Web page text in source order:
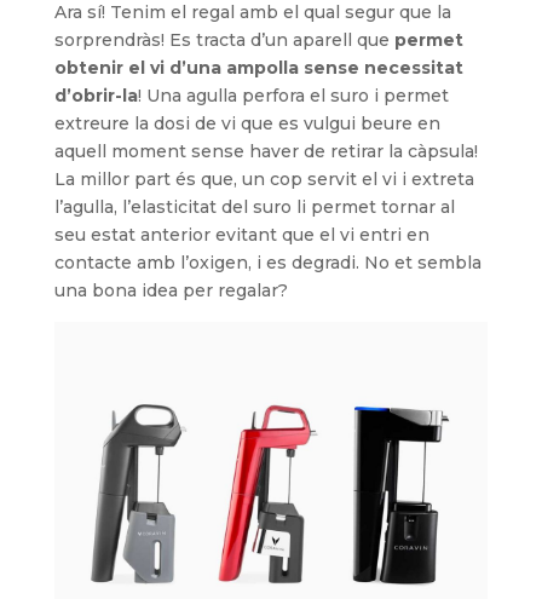
Ara sí! Tenim el regal amb el qual segur que la
sorprendràs! Es tracta d’un aparell que permet
obtenir el vi d’una ampolla sense necessitat
d’obrir-la! Una agulla perfora el suro i permet
extreure la dosi de vi que es vulgui beure en
aquell moment sense haver de retirar la càpsula!
La millor part és que, un cop servit el vi i extreta
l’agulla, l’elasticitat del suro li permet tornar al
seu estat anterior evitant que el vi entri en
contacte amb l’oxigen, i es degradi. No et sembla
una bona idea per regalar?